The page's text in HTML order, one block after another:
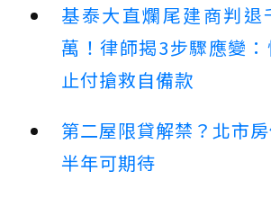
基泰大直爛尾建商判退
萬！律師揭3步驟應變
止付搶救自備款
第二屋限貸解禁？北市
半年可期待